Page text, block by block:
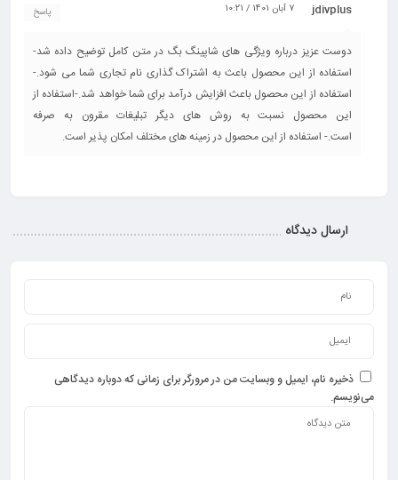
jdivplus 7 آبان 1401 / 10:21 پاسخ
دوست عزیز درباره ویژگی های شاپینگ بگ در متن کامل توضیح داده شد-
استفاده از این محصول باعث به اشتراک گذاری نام تجاری شما می شود.-
استفاده از این محصول باعث افزایش درآمد برای شما خواهد شد.-استفاده از
این محصول نسبت به روش های دیگر تبلیغات مقرون به صرفه
است.- استفاده از این محصول در زمینه های مختلف امکان پذیر است.
ارسال دیدگاه
ذخیره نام، ایمیل و وبسایت من در مرورگر برای زمانی که دوباره دیدگاهی
می‌نویسم.